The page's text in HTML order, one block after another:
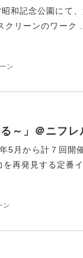
和記念公園にて
クリーンのワーク
ン
～」＠ニフレ
5月から計７回開
再発見する定番イ
ン